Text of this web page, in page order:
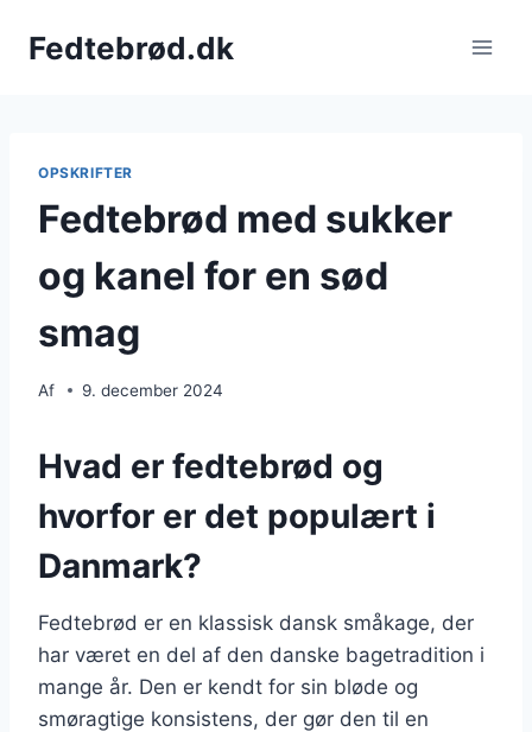
Fedtebrød.dk
OPSKRIFTER
Fedtebrød med sukker
og kanel for en sød
smag
Af 9. december 2024
Hvad er fedtebrød og
hvorfor er det populært i
Danmark?
Fedtebrød er en klassisk dansk småkage, der
har været en del af den danske bagetradition i
mange år. Den er kendt for sin bløde og
smøragtige konsistens, der gør den til en